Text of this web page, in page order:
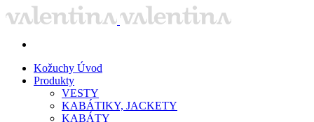
Kožuchy Úvod
Produkty
VESTY
KABÁTIKY, JACKETY
KABÁTY